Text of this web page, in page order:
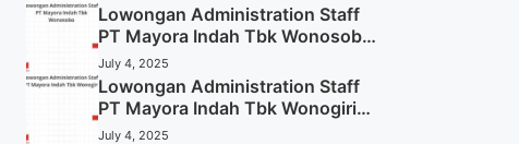
Lowongan Administration Staff
PT Mayora Indah Tbk Wonosobo
Tahun 2025 (Lamar Sekarang)
July 4, 2025
Lowongan Administration Staff
PT Mayora Indah Tbk Wonogiri
Tahun 2025 (Apply Now)
July 4, 2025